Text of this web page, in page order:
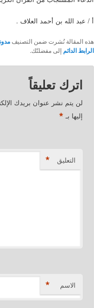
أ / عبد الله بن أحمد العلاف .
هذه المقالة نُشرت ضمن التصنيف
الرابط الدائم إلى مفضلتّك.
اترك تعليقاً
لن يتم نشر عنوان بريدك
إليها بـ *
التعليق *
الاسم *